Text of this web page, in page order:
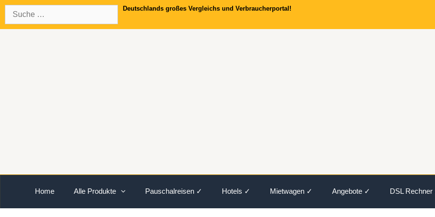
Springe
zum
Inhalt
nach:
Deutschlands großes Vergleichs und Verbraucherportal!
Home Alle Produkte Pauschalreisen ✓ Hotels ✓ Mietwagen ✓ Angebote ✓ DSL Rechner